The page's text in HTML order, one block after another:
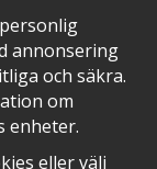
annonsering
och säkra.
om
enheter.
eller välj